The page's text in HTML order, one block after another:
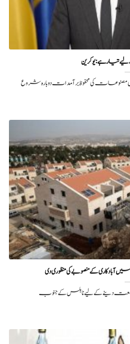
مصنوعات کی محفوظ برآمدات دوبارہ شروع
کے منصوبے کی منظوری دی
کو وسعت دینے کے لیے نابلس کے جنوب